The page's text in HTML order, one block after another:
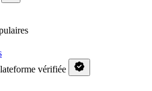
vérifiée